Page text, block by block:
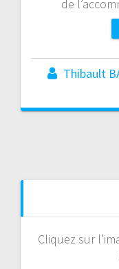
de
Thibault
Cliquez sur